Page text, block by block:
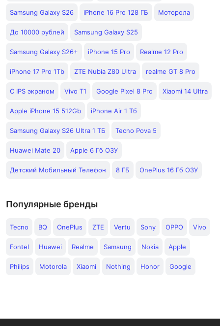
Samsung Galaxy S26 iPhone 16 Pro 128 ГБ Моторола
До 10000 рублей Samsung Galaxy S25
Samsung Galaxy S26+ iPhone 15 Pro Realme 12 Pro
iPhone 17 Pro 1Tb ZTE Nubia Z80 Ultra realme GT 8 Pro
С IPS экраном Vivo T1 Google Pixel 8 Pro Xiaomi 14 Ultra
Apple iPhone 15 512Gb iPhone Air 1 Тб
Samsung Galaxy S26 Ultra 1 ТБ Tecno Pova 5
Huawei Mate 20 Apple 6 Гб ОЗУ
Детский Мобильный Телефон 8 ГБ OnePlus 16 Гб ОЗУ
Популярные бренды
Tecno BQ OnePlus ZTE Vertu Sony OPPO Vivo
Fontel Huawei Realme Samsung Nokia Apple
Philips Motorola Xiaomi Nothing Honor Google